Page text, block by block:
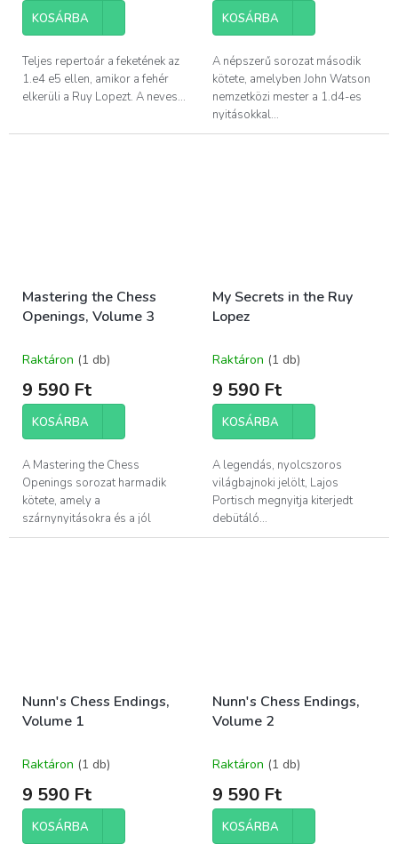
KOSÁRBA
Teljes repertoár a feketének az
1.e4 e5 ellen, amikor a fehér
elkerüli a Ruy Lopezt. A neves...
KOSÁRBA
A népszerű sorozat második
kötete, amelyben John Watson
nemzetközi mester a 1.d4-es
nyitásokkal...
Mastering the Chess
Openings, Volume 3
Raktáron (1 db)
9 590 Ft
KOSÁRBA
A Mastering the Chess
Openings sorozat harmadik
kötete, amely a
szárnynyitásokra és a jól
ismert...
My Secrets in the Ruy
Lopez
Raktáron (1 db)
9 590 Ft
KOSÁRBA
A legendás, nyolcszoros
világbajnoki jelölt, Lajos
Portisch megnyitja kiterjedt
debütáló...
Nunn's Chess Endings,
Volume 1
Raktáron (1 db)
9 590 Ft
KOSÁRBA
Nunn's Chess Endings,
Volume 2
Raktáron (1 db)
9 590 Ft
KOSÁRBA